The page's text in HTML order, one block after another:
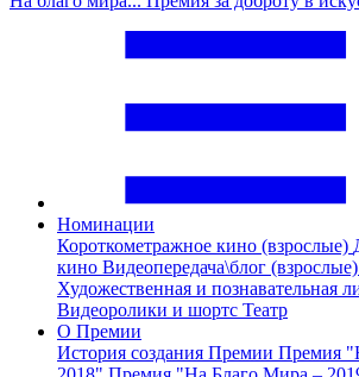
Номинации
Короткометражное кино (взрослые)
кино Видеопередача\блог (взрослые)
Художественная и познавательная
Видеоролики и шортс Театр
О Премии
История создания Премии Премия